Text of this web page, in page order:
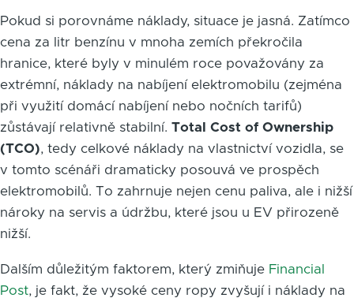
Pokud si porovnáme náklady, situace je jasná. Zatímco
cena za litr benzínu v mnoha zemích překročila
hranice, které byly v minulém roce považovány za
extrémní, náklady na nabíjení elektromobilu (zejména
při využití domácí nabíjení nebo nočních tarifů)
zůstávají relativně stabilní. Total Cost of Ownership
(TCO), tedy celkové náklady na vlastnictví vozidla, se
v tomto scénáři dramaticky posouvá ve prospěch
elektromobilů. To zahrnuje nejen cenu paliva, ale i nižší
nároky na servis a údržbu, které jsou u EV přirozeně
nižší.
Dalším důležitým faktorem, který zmiňuje Financial
Post, je fakt, že vysoké ceny ropy zvyšují i náklady na